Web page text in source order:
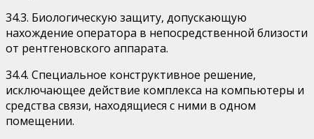
34.3. Биологическую защиту, допускающую
нахождение оператора в непосредственной близости
от рентгеновского аппарата.
34.4. Специальное конструктивное решение,
исключающее действие комплекса на компьютеры и
средства связи, находящиеся с ними в одном
помещении.